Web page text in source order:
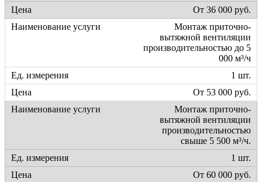
От 36 000 руб.
Монтаж приточно-
вытяжной вентиляции
производительностью до 5
000 м³/ч
1 шт.
От 53 000 руб.
Монтаж приточно-
вытяжной вентиляции
производительностью
свыше 5 500 м³/ч.
1 шт.
От 60 000 руб.